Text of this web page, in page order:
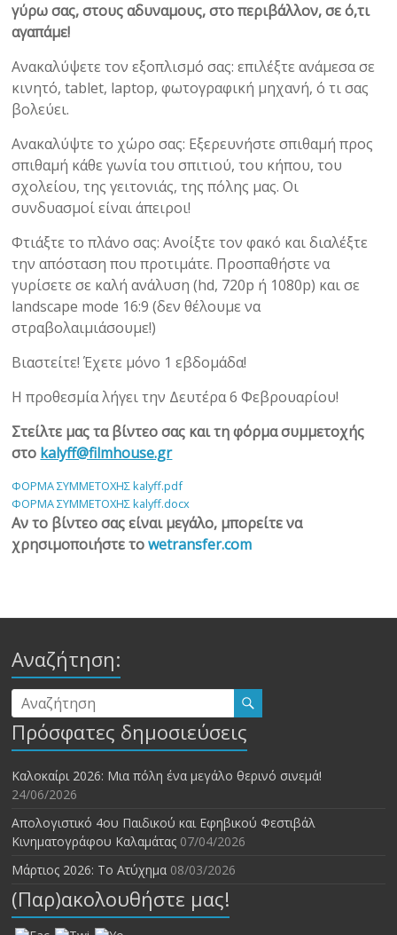
γύρω σας, στους αδυναμους, στο περιβάλλον, σε ό,τι
αγαπάμε!
Ανακαλύψετε τον εξοπλισμό σας: επιλέξτε ανάμεσα σε
κινητό, tablet, laptop, φωτογραφική μηχανή, ό τι σας
βολεύει.
Ανακαλύψτε το χώρο σας: Εξερευνήστε σπιθαμή προς
σπιθαμή κάθε γωνία του σπιτιού, του κήπου, του
σχολείου, της γειτονιάς, της πόλης μας. Οι
συνδυασμοί είναι άπειροι!
Φτιάξτε το πλάνο σας: Ανοίξτε τον φακό και διαλέξτε
την απόσταση που προτιμάτε. Προσπαθήστε να
γυρίσετε σε καλή ανάλυση (hd, 720p ή 1080p) και σε
landscape mode 16:9 (δεν θέλουμε να
στραβολαιμιάσουμε!)
Βιαστείτε! Έχετε μόνο 1 εβδομάδα!
Η προθεσμία λήγει την Δευτέρα 6 Φεβρουαρίου!
Στείλτε μας τα βίντεο σας και τη φόρμα συμμετοχής
στο kalyff@filmhouse.gr
ΦΟΡΜΑ ΣΥΜΜΕΤΟΧΗΣ kalyff.pdf
ΦΟΡΜΑ ΣΥΜΜΕΤΟΧΗΣ kalyff.docx
Αν το βίντεο σας είναι μεγάλο, μπορείτε να
χρησιμοποιήστε τοwetransfer.com
Αναζήτηση:
Πρόσφατες δημοσιεύσεις
Καλοκαίρι 2026: Μια πόλη ένα μεγάλο θερινό σινεμά!
24/06/2026
Απολογιστικό 4ου Παιδικού και Εφηβικού Φεστιβάλ
Κινηματογράφου Καλαμάτας 07/04/2026
Μάρτιος 2026: Το Ατύχημα 08/03/2026
(Παρ)ακολουθήστε μας!